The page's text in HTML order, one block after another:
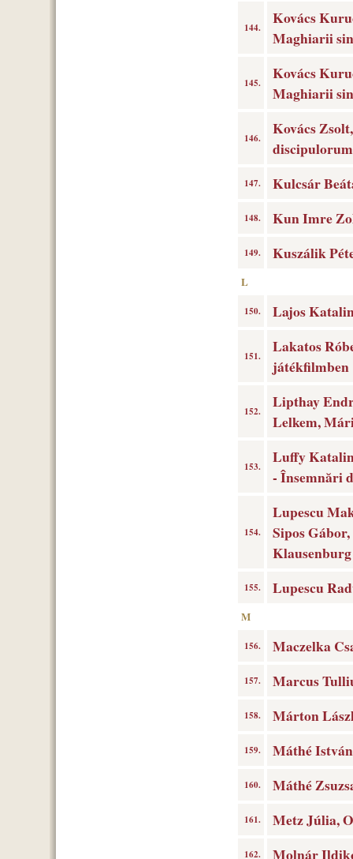
144.
Kovács
Maghiarii
145.
Kovács
Maghiarii
146.
Kovács
discipulorum
147. Kulcsár
148. Kun Imre
149. Kuszálik
L
150. Lajos
151.
Lakatos
játékfilmben
152.
Lipthay
Lelkem,
153.
Luffy Katalin
- Însemnări
154.
Lupescu
Sipos
Klausenburg
155. Lupescu
M
156. Maczelka
157. Marcus
158. Márton
159. Máthé
160. Máthé
161. Metz Júlia,
162. Molnár